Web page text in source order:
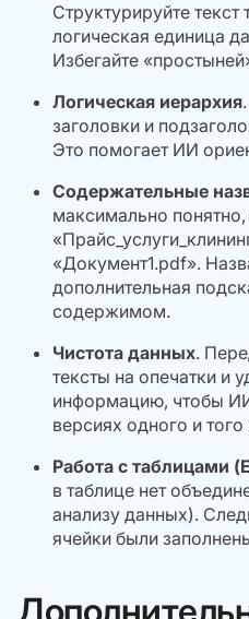
Структурируйте
логическая единица
Избегайте
Логическая иерархия
заголовки и
Это помогает ИИ
Содержательные
максимально
«Документ1.pdf».
дополнительная
содержимом.
Чистота данных.
тексты на опечатки и
информацию, чтобы
версиях одного и
Работа с таблицами
в таблице нет
анализу данных).
ячейки были